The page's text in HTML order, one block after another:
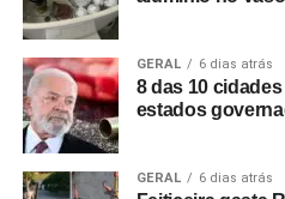
GERAL 6 dias atrás
8 das 10
estados
GERAL 6 dias atrás